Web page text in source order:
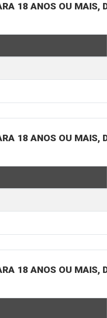
18 ANOS OU MAIS,
18 ANOS OU MAIS,
18 ANOS OU MAIS,